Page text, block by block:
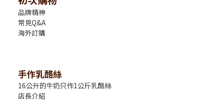
品牌精神
常見Q&A
海外訂購
手作乳酪絲
16公升的牛奶只作1公斤乳酪絲
店長介紹